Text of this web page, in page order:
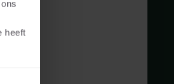
heeft